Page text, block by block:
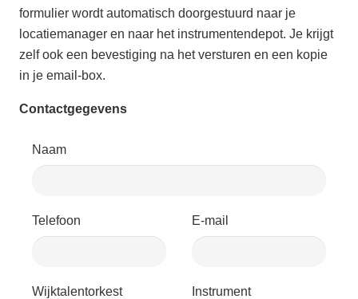
formulier wordt automatisch doorgestuurd naar je
locatiemanager en naar het instrumentendepot. Je krijgt
zelf ook een bevestiging na het versturen en een kopie
in je email-box.
Contactgegevens
Naam
Telefoon E-mail
Wijktalentorkest Instrument